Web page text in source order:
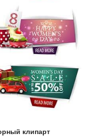
клипарт